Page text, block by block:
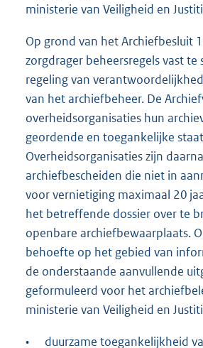
ministerie van Veiligheid en
Op grond van het Archiefbesluit
zorgdrager beheersregels vast te
regeling van
van het archiefbeheer. De
overheidsorganisaties hun
geordende en toegankelijke
Overheidsorganisaties zijn
archiefbescheiden die niet in
voor vernietiging maximaal 20
het betreffende dossier over te
openbare archiefbewaarplaats.
behoefte op het gebied van
de onderstaande aanvullende
geformuleerd voor het
ministerie van Veiligheid en
• duurzame toegankelijkheid